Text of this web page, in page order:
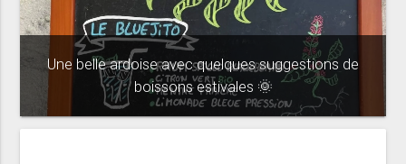
Une belle ardoise avec quelques suggestions de
boissons estivales 🌞